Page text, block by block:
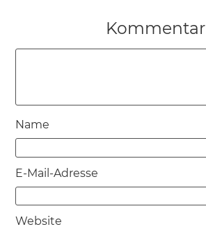
Kommentar
Name
E-Mail-Adresse
Website